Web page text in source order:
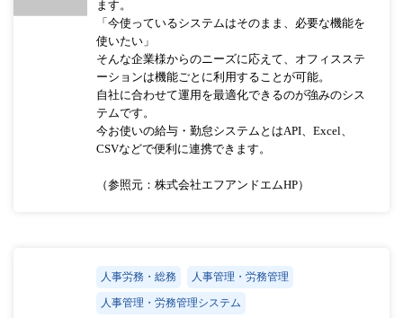
ます。
「今使っているシステムはそのまま、必要な機能を
使いたい」
そんな企業様からのニーズに応えて、オフィスステ
ーションは機能ごとに利用することが可能。
自社に合わせて運用を最適化できるのが強みのシス
テムです。
今お使いの給与・勤怠システムとはAPI、Excel、
CSVなどで便利に連携できます。
（参照元：株式会社エフアンドエムHP）
人事労務・総務 人事管理・労務管理
人事管理・労務管理システム